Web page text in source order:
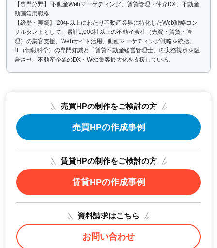
【専門分野】 不動産Webマーケティング、賃貸管理・仲介DX、不動産
動画活用戦略
【経歴・実績】 20年以上にわたり不動産業界に特化したWeb戦略コン
サルタントとして、累計1,000社以上の不動産会社（売買・賃貸・管
理）の集客支援、Webサイト活用、動画マーケティング戦略を統括。
IT（情報科学）の専門知識と「賃貸不動産経営管理士」の実務視点を融
合させ、不動産企業のDX・Web集客最大化を支援している。
売買HPの制作をご検討の方
売買HPの作成事例
賃貸HPの制作をご検討の方
賃貸HPの作成事例
資料請求はこちら
お問い合わせ